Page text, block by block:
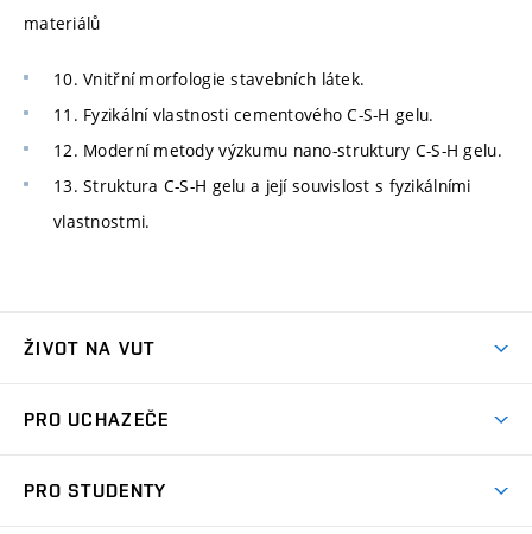
materiálů
10. Vnitřní morfologie stavebních látek.
11. Fyzikální vlastnosti cementového C-S-H gelu.
12. Moderní metody výzkumu nano-struktury C-S-H gelu.
13. Struktura C-S-H gelu a její souvislost s fyzikálními
vlastnostmi.
ŽIVOT NA VUT
Koleje
PRO UCHAZEČE
PRO STUDENTY